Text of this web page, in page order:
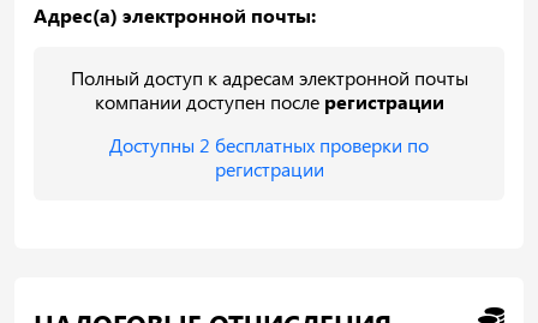
Адрес(а) электронной почты:
Полный доступ к адресам электронной почты
компании доступен после регистрации
Доступны 2 бесплатных проверки по
регистрации